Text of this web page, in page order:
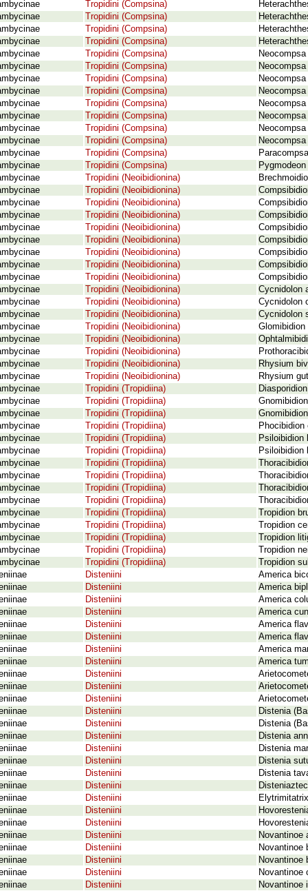
Tropidini (Compsina)
Tropidini (Compsina)
Tropidini (Compsina)
Tropidini (Compsina)
Tropidini (Compsina)
Tropidini (Compsina)
Tropidini (Compsina)
Tropidini (Compsina)
Tropidini (Compsina)
Tropidini (Compsina)
Tropidini (Compsina)
Tropidini (Compsina)
Tropidini (Compsina)
Tropidini (Compsina)
Tropidini (Neoibidionina)
Tropidini (Neoibidionina)
Tropidini (Neoibidionina)
Tropidini (Neoibidionina)
Tropidini (Neoibidionina)
Tropidini (Neoibidionina)
Tropidini (Neoibidionina)
Tropidini (Neoibidionina)
Tropidini (Neoibidionina)
Tropidini (Neoibidionina)
Cycnidolon
Tropidini (Neoibidionina)
Cycnidolon
Tropidini (Neoibidionina)
Cycnidolon
Tropidini (Neoibidionina)
Glomibidion
Tropidini (Neoibidionina)
Tropidini (Neoibidionina)
Tropidini (Neoibidionina)
Rhysium
Tropidini (Neoibidionina)
Rhysium
Tropidini (Tropidiina)
Tropidini (Tropidiina)
Tropidini (Tropidiina)
Tropidini (Tropidiina)
Phocibidion
Tropidini (Tropidiina)
Psiloibidion
Tropidini (Tropidiina)
Psiloibidion
Tropidini (Tropidiina)
Tropidini (Tropidiina)
Tropidini (Tropidiina)
Tropidini (Tropidiina)
Tropidini (Tropidiina)
Tropidion
Tropidini (Tropidiina)
Tropidion
Tropidini (Tropidiina)
Tropidion
Tropidini (Tropidiina)
Tropidion
Tropidini (Tropidiina)
Tropidion
Disteniini
America
Disteniini
America
Disteniini
America
Disteniini
America
Disteniini
America
Disteniini
America
Disteniini
America
Disteniini
America
Disteniini
Disteniini
Disteniini
Disteniini
Distenia
Disteniini
Distenia
Disteniini
Distenia
Disteniini
Distenia
Disteniini
Distenia
Disteniini
Distenia
Disteniini
Disteniini
Disteniini
Disteniini
Disteniini
Novantinoe
Disteniini
Novantinoe
Disteniini
Novantinoe
Disteniini
Novantinoe
Disteniini
Novantinoe